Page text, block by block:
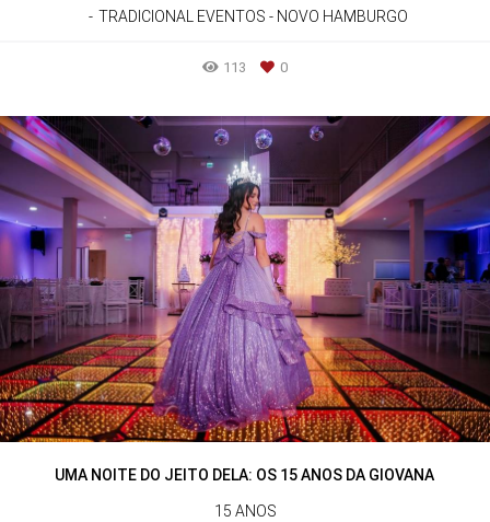
TRADICIONAL EVENTOS - NOVO HAMBURGO
113 0
UMA NOITE DO JEITO DELA: OS 15 ANOS DA GIOVANA
15 ANOS